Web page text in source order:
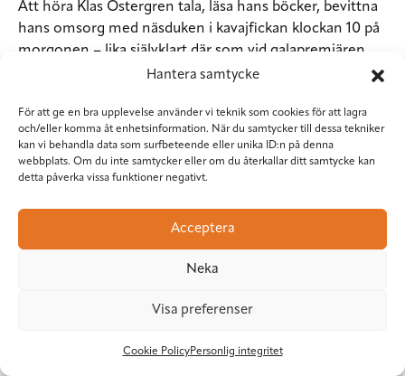
Hantera samtycke
För att ge en bra upplevelse använder vi teknik som cookies för att lagra
och/eller komma åt enhetsinformation. När du samtycker till dessa tekniker
kan vi behandla data som surfbeteende eller unika ID:n på denna
webbplats. Om du inte samtycker eller om du återkallar ditt samtycke kan
detta påverka vissa funktioner negativt.
Acceptera
Neka
Visa preferenser
Cookie PolicyPersonlig integritet
Att höra Klas Östergren tala, läsa hans böcker, bevittna
hans omsorg med näsduken i kavajfickan klockan 10 på
morgonen – lika självklart där som vid galapremiären
klockan 19 dagen innan – ger vid handen att han är en
– Jag är ganska petig med arbete, språk, hur jag skriver.
Sent på natten kan jag säkert uppföra mig som en
slarver vissa kvällar. Absolut. Men det är ju ingenting
som ska drabba allmänheten.
skriva, jag kommer att göra det en enda gång i livet, just
den berättelsen. Det kanske tar ett år av arbete i
anspråk av mitt liv. Ska jag då slarva bort detta och bli
gång? Som är absolut avgörande och kan lyfta det hela
dum om jag skyndar på.